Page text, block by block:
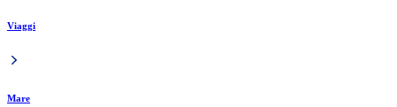
Viaggi
Mare